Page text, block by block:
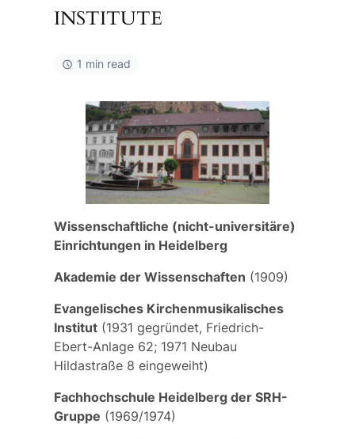
INSTITUTE
1 min read
Wissenschaftliche (nicht-universitäre)
Einrichtungen in Heidelberg
Akademie der Wissenschaften (1909)
Evangelisches Kirchenmusikalisches
Institut(1931 gegründet, Friedrich-
Ebert-Anlage 62; 1971 Neubau
Hildastraße 8 eingeweiht)
Fachhochschule Heidelberg der SRH-
Gruppe (1969/1974)